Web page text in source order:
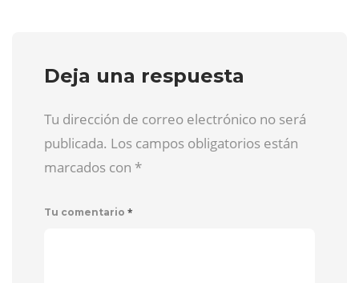
Deja una respuesta
Tu dirección de correo electrónico no será
publicada. Los campos obligatorios están
marcados con *
Tu comentario *